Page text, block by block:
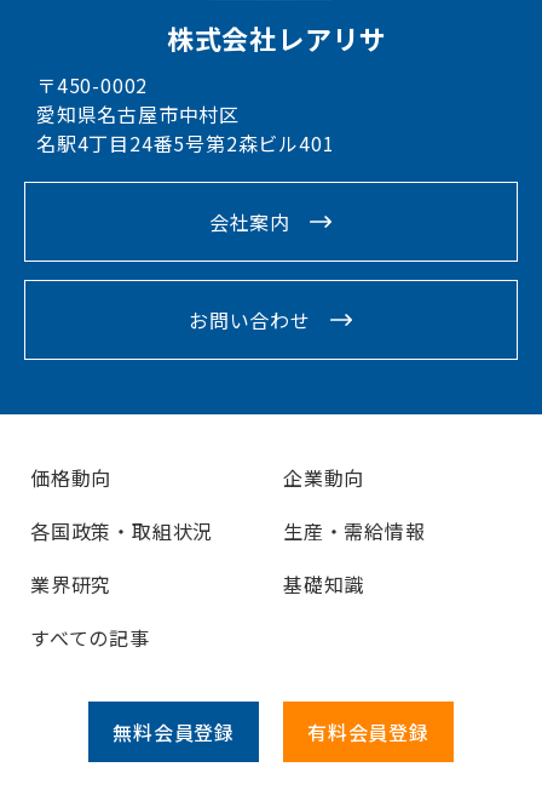
株式会社レアリサ
〒450-0002
愛知県名古屋市中村区
名駅4丁目24番5号第2森ビル401
会社案内
お問い合わせ
価格動向
企業動向
各国政策・取組状況
生産・需給情報
業界研究
基礎知識
すべての記事
無料会員登録 有料会員登録